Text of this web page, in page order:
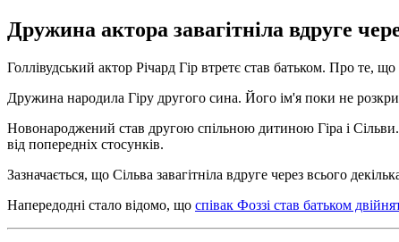
Дружина актора завагітніла вдруге
Голлівудський актор Річард Гір втретє став батьком. Про те,
Дружина народила Гіру другого сина. Його ім'я поки не
Новонароджений став другою спільною дитиною Гіра і
від попередніх стосунків.
Зазначається, що Сільва завагітніла вдруге через всього
Напередодні стало відомо, що співак Фоззі став батьком